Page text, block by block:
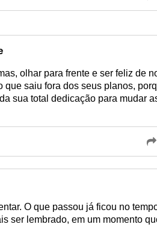
olhar para frente e ser feliz de
que saiu fora dos seus planos,
sua total dedicação para mudar
O que passou já ficou no
ser lembrado, em um momento